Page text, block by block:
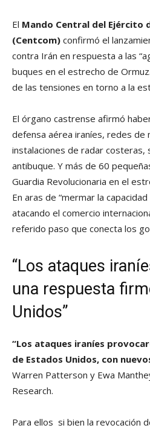
El Mando Central del Ejército
(Centcom) confirmó el
contra Irán en respuesta a las
buques en el estrecho de
de las tensiones en torno a la
El órgano castrense afirmó
defensa aérea iraníes, redes de
instalaciones de radar costeras,
antibuque. Y más de 60
Guardia Revolucionaria en el
En aras de “mermar la
atacando el comercio
referido paso que conecta los
“Los ataques
una respuesta
Unidos”
“Los ataques iraníes
de Estados Unidos, con
Warren Patterson y Ewa
Research.
Para ellos si bien la revocación